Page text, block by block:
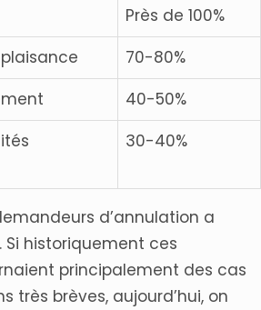
Près de 100%
70-80%
40-50%
30-40%
d’annulation a
historiquement ces
principalement des cas
très brèves, aujourd’hui, on